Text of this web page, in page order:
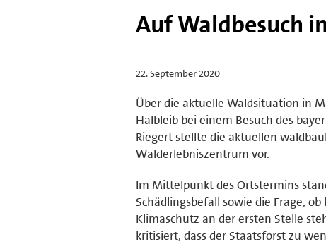
Auf Waldbesuch
22. September 2020
Über die aktuelle Waldsituation in
Halbleib bei einem Besuch des
Riegert stellte die aktuellen
Walderlebniszentrum vor.
Im Mittelpunkt des Ortstermins
Schädlingsbefall sowie die Frage,
Klimaschutz an der ersten Stelle
kritisiert, dass der Staatsforst zu